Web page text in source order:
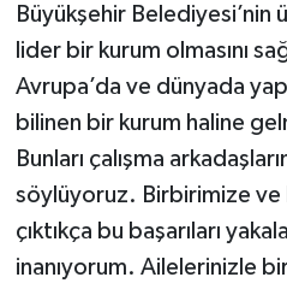
Büyükşehir Belediyesi’nin
lider bir kurum olmasını
Avrupa’da ve dünyada
bilinen bir kurum haline
Bunları çalışma
söylüyoruz. Birbirimize ve
çıktıkça bu başarıları
inanıyorum. Ailelerinizle